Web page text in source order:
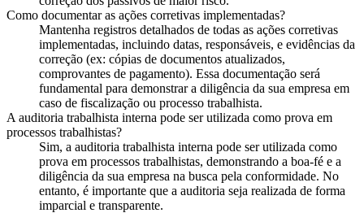
Como documentar as ações corretivas implementadas?
Mantenha registros detalhados de todas as ações corretivas
implementadas, incluindo datas, responsáveis, e evidências da
correção (ex: cópias de documentos atualizados,
comprovantes de pagamento). Essa documentação será
fundamental para demonstrar a diligência da sua empresa em
caso de fiscalização ou processo trabalhista.
A auditoria trabalhista interna pode ser utilizada como prova em
processos trabalhistas?
Sim, a auditoria trabalhista interna pode ser utilizada como
prova em processos trabalhistas, demonstrando a boa-fé e a
diligência da sua empresa na busca pela conformidade. No
entanto, é importante que a auditoria seja realizada de forma
imparcial e transparente.